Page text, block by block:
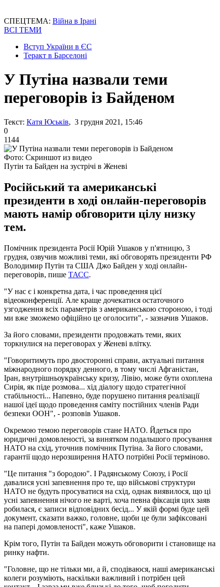
СПЕЦТЕМА: Війна в Ірані
ВСІ ТЕМИ
Вступ України в ЄС
Теракт в Барселоні
У Путіна назвали теми
переговорів із Байденом
Текст: Катя Юськів, 3 грудня 2021, 15:46
0
1144
Фото: Скриншот из видео
Путін та Байден на зустрічі в Женеві
Російський та американські
президенти в ході онлайн-переговорів
мають намір обговорити цілу низку
тем.
Помічник президента Росії Юрій Ушаков у п'ятницю, 3
грудня, озвучив можливі теми, які обговорять президенти РФ
Володимир Путін та США Джо Байден у ході онлайн-
переговорів, пише ТАСС.
"У нас є і конкретна дата, і час проведення цієї
відеоконференції. Але краще дочекатися остаточного
узгодження всіх параметрів з американською стороною, і тоді
ми вже зможемо офіційно це оголосити", - зазначив Ушаков.
За його словами, президенти продовжать теми, яких
торкнулися на переговорах у Женеві влітку.
"Говоритимуть про двосторонні справи, актуальні питання
міжнародного порядку денного, в тому числі Афганістан,
Іран, внутрішньоукраїнську кризу, Лівію, може бути охоплена
Сирія, як піде розмова... хід діалогу щодо стратегічної
стабільності... Напевно, буде порушено питання реалізації
нашої ідеї щодо проведення саміту постійних членів Ради
безпеки ООН", - розповів Ушаков.
Окремою темою переговорів стане НАТО. Йдеться про
юридичні домовленості, за винятком подальшого просування
НАТО на схід, уточнив помічник Путіна. За його словами,
гарантії щодо нерозширення НАТО потрібні Росії терміново.
"Це питання "з бородою". І Радянському Союзу, і Росії
давалися усні запевнення про те, що військові структури
НАТО не будуть просуватися на схід, однак виявилося, що ці
усні запевнення нічого не варті, хоча певна фіксація цих заяв
робилася, є записи відповідних бесід... У якій формі буде цей
документ, сказати важко, головне, щоби це були зафіксовані
на папері домовленості", каже Ушаков.
Крім того, Путін та Байден можуть обговорити і становище на
ринку нафти.
"Головне, що не тільки ми, а й, сподіваюся, наші американські
колеги розуміють, наскільки важливий і потрібен цей